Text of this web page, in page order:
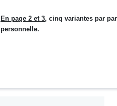
En page 2 et 3, cinq variantes par
personnelle.